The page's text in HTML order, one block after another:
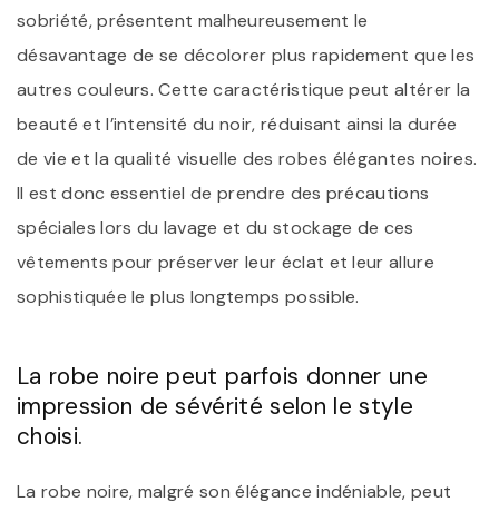
sobriété, présentent malheureusement le
désavantage de se décolorer plus rapidement que les
autres couleurs. Cette caractéristique peut altérer la
beauté et l’intensité du noir, réduisant ainsi la durée
de vie et la qualité visuelle des robes élégantes noires.
Il est donc essentiel de prendre des précautions
spéciales lors du lavage et du stockage de ces
vêtements pour préserver leur éclat et leur allure
sophistiquée le plus longtemps possible.
La robe noire peut parfois donner une
impression de sévérité selon le style
choisi.
La robe noire, malgré son élégance indéniable, peut